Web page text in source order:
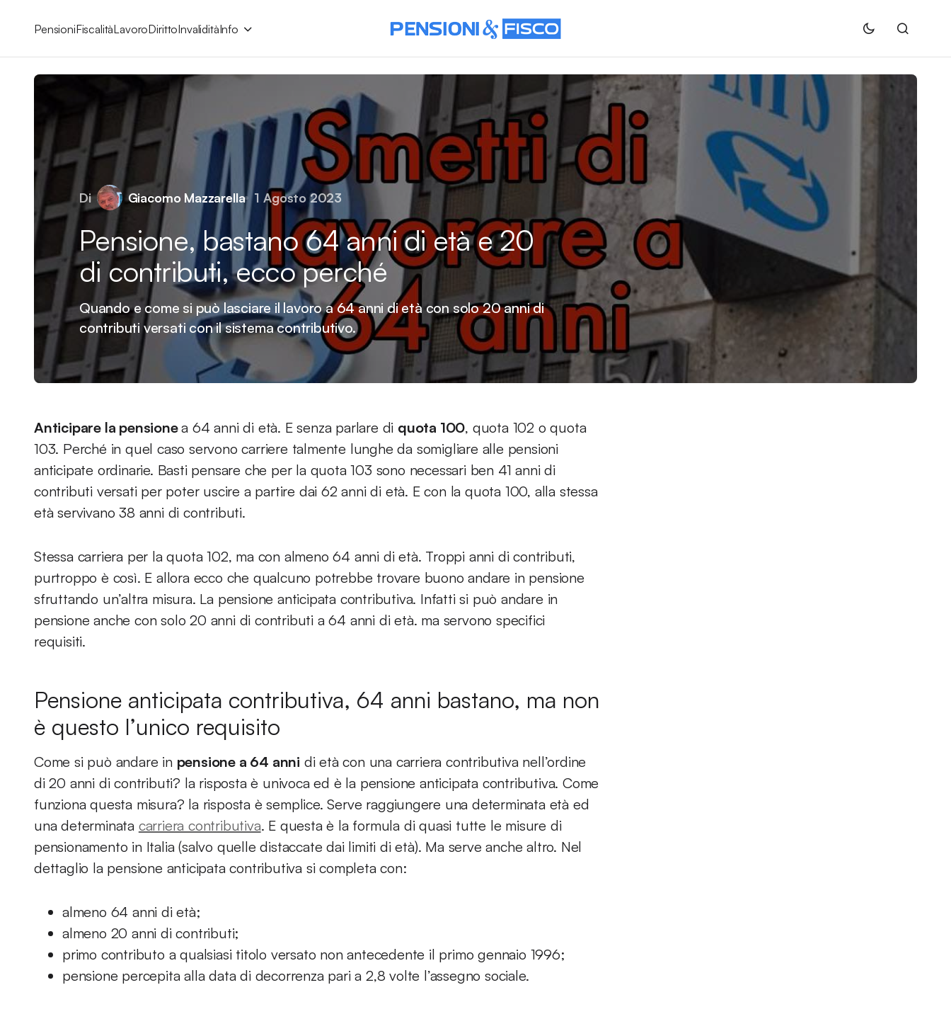
PensioniFiscalitàLavoroDirittoInvaliditàInfo
Di Giacomo Mazzarella 1 Agosto 2023
Pensione, bastano 64 anni di età e 20
di contributi, ecco perché
Quando e come si può lasciare il lavoro a 64 anni di età con solo 20 anni di
contributi versati con il sistema contributivo.
Anticipare la pensionea 64 anni di età. E senza parlare di quota 100, quota 102 o quota
103. Perché in quel caso servono carriere talmente lunghe da somigliare alle pensioni
anticipate ordinarie. Basti pensare che per la quota 103 sono necessari ben 41 anni di
contributi versati per poter uscire a partire dai 62 anni di età. E con la quota 100, alla stessa
età servivano 38 anni di contributi.
Stessa carriera per la quota 102, ma con almeno 64 anni di età. Troppi anni di contributi,
purtroppo è così. E allora ecco che qualcuno potrebbe trovare buono andare in pensione
sfruttando un’altra misura. La pensione anticipata contributiva. Infatti si può andare in
pensione anche con solo 20 anni di contributi a 64 anni di età. ma servono specifici
requisiti.
Pensione anticipata contributiva, 64 anni bastano, ma non
è questo l’unico requisito
Come si può andare in pensione a 64 anni di età con una carriera contributiva nell’ordine
di 20 anni di contributi? la risposta è univoca ed è la pensione anticipata contributiva. Come
funziona questa misura? la risposta è semplice. Serve raggiungere una determinata età ed
una determinata carriera contributiva. E questa è la formula di quasi tutte le misure di
pensionamento in Italia (salvo quelle distaccate dai limiti di età). Ma serve anche altro. Nel
dettaglio la pensione anticipata contributiva si completa con:
almeno 64 anni di età;
almeno 20 anni di contributi;
primo contributo a qualsiasi titolo versato non antecedente il primo gennaio 1996;
pensione percepita alla data di decorrenza pari a 2,8 volte l’assegno sociale.